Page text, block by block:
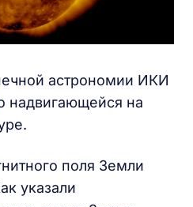
астрономии ИКИ
надвигающейся на
поля Земли
указали